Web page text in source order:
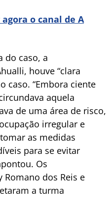
o canal de A
do caso, a
houve “clara
caso. “Embora ciente
aquela
de uma área de risco,
irregular e
as medidas
para se evitar
Os
Romano dos Reis e
a turma